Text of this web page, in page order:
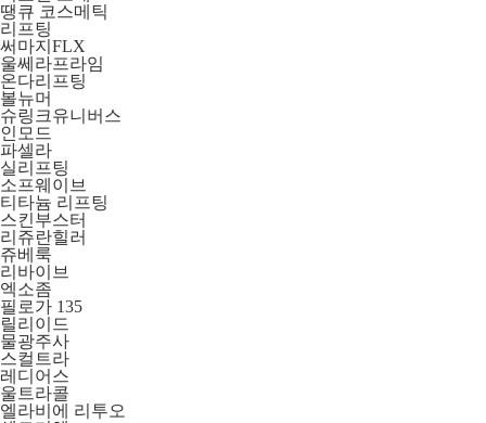
땡큐 코스메틱
리프팅
써마지FLX
울쎄라프라임
온다리프팅
볼뉴머
슈링크유니버스
인모드
파셀라
실리프팅
소프웨이브
티타늄 리프팅
스킨부스터
리쥬란힐러
쥬베룩
리바이브
엑소좀
필로가 135
릴리이드
물광주사
스컬트라
레디어스
울트라콜
엘라비에 리투오